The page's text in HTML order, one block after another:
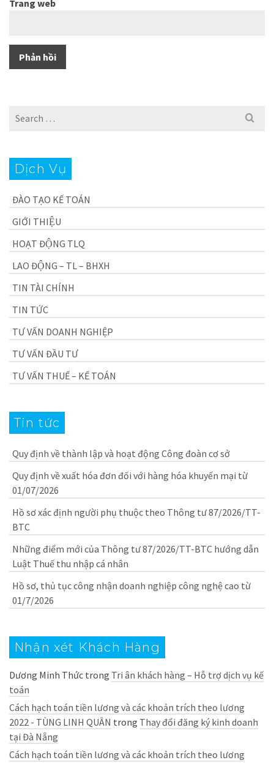
Trang web
Search
Dịch Vụ
ĐÀO TẠO KẾ TOÁN
GIỚI THIỆU
HOẠT ĐỘNG TLQ
LAO ĐỘNG – TL – BHXH
TIN TÀI CHÍNH
TIN TỨC
TƯ VẤN DOANH NGHIỆP
TƯ VẤN ĐẦU TƯ
TƯ VẤN THUẾ – KẾ TOÁN
Tin tức
Quy định về thành lập và hoạt động Công đoàn cơ sở
Quy định về xuất hóa đơn đối với hàng hóa khuyến mại từ
01/07/2026
Hồ sơ xác định người phụ thuộc theo Thông tư 87/2026/TT-
BTC
Những điểm mới của Thông tư 87/2026/TT-BTC hướng dẫn
Luật Thuế thu nhập cá nhân
Hồ sơ, thủ tục công nhận doanh nghiệp công nghệ cao từ
01/7/2026
Nhận xét Khách Hàng
Dương Minh Thức trong Tri ân khách hàng – Hỗ trợ dịch vụ kế
toán
Cách hạch toán tiền lương và các khoản trích theo lương
2022 - TÙNG LINH QUÂN trong Thay đổi đăng ký kinh doanh
tại Đà Nẵng
Cách hạch toán tiền lương và các khoản trích theo lương